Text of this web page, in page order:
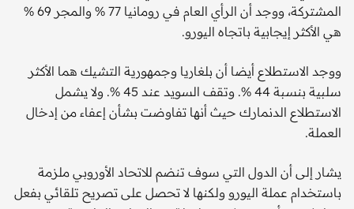
المشتركة، ووجد أن الرأي العام في رومانيا 77 % والمجر 69 %
هي الأكثر إيجابية باتجاه اليورو.
ووجد الاستطلاع أيضا أن بلغاريا وجمهورية التشيك هما الأكثر
سلبية بنسبة 44 %. وتقف السويد عند 45 %. ولا يشمل
الاستطلاع الدنمارك حيث أنها تفاوضت بشأن إعفاء من إدخال
العملة.
يشار إلى أن الدول التي سوف تنضم للاتحاد الأوروبي ملزمة
باستخدام عملة اليورو ولكنها لا تحصل على تصريح تلقائي بفعل